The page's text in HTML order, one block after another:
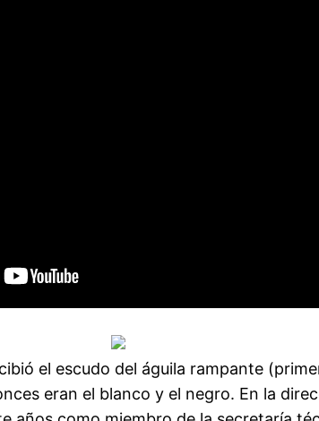
el escudo del águila rampante
eran el blanco y el negro. En la